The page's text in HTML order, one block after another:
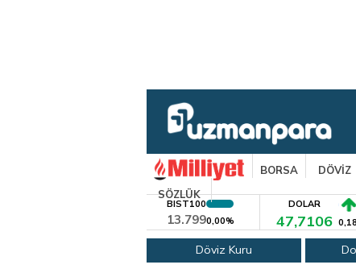
BORSA DÖVİZ
SÖZLÜK
BIST100
13.7990,00%
DOLAR
47,7106
Döviz Kuru